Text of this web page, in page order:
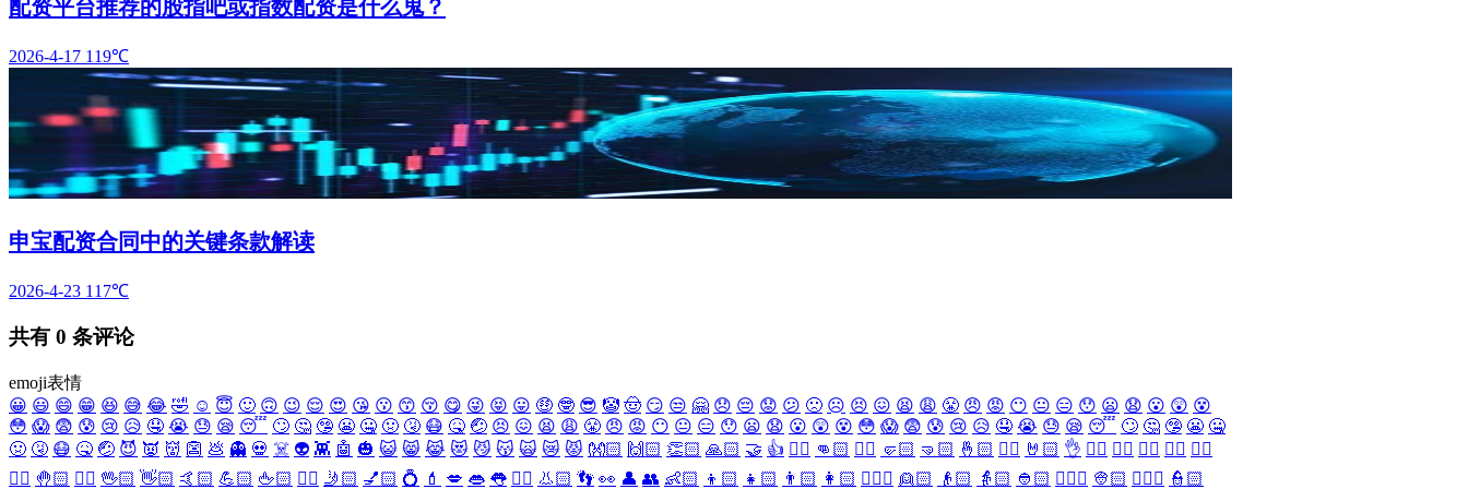
配资平台推荐的股指吧或指数配资是什么鬼？
2026-4-17 119℃
申宝配资合同中的关键条款解读
2026-4-23 117℃
共有 0 条评论
emoji表情
😀 😃 😄 😁 😆 😅 😂 🤣 ☺️ 😇 🙂 🙃 😉 😌 😍 😘 😗 😙 😚 😋 😜 😝 😛 🤑 🤓 😎 🤡 🤠 😏 😒 🤗 😞 😔 😟 😕 🙁 ☹️ 😣 😖 😫 😩 😤 😠 😡 😶 😐 😑 😯 😦 😧 😮 😲 😵
😳 😱 😨 😰 😢 😥 🤤 😭 😓 😪 😴 🙄 🤔 🤥 😬 🤐 🤢 🤧 😷 🤒 🤕 😣 😖 😫 😩 😤 😠 😡 😶 😐 😑 😯 😦 😧 😮 😲 😵 😳 😱 😨 😰 😢 😥 🤤 😭 😓 😪 😴 🙄 🤔 🤥 😬 🤐
🤢 🤧 😷 🤒 🤕 😈 👿 👹 👺 💩 👻 💀 ☠️ 👽 👾 🤖 🎃 😺 😸 😹 😻 😼 😽 🙀 😿 😾 👐🏻 🙌🏻 👏🏻 🙏🏻 🤝 👍 👎🏻 👊🏻 ✊🏻 🤛🏻 🤜🏻 🤞🏻 ✌🏻 🤘🏻 👌 👈🏻 👉🏻 👆🏻 👇🏻 ☝🏻
✋🏻 🤚🏻 🖐🏻 🖖🏻 👋🏻 🤙🏻 💪🏻 🖕🏻 ✍🏻 🤳🏻 💅🏻 💍 💄 💋 👄 👅 👂🏻 👃🏻 👣 👀 👤 👥 👶🏻 👦🏻 👧🏻 👨🏻 👩🏻 👱🏻‍♀️ 👱🏻 👴🏻 👵🏻 👲🏻 👳🏻‍♀️ 👳🏻 👮🏻‍♀️ 👮🏻